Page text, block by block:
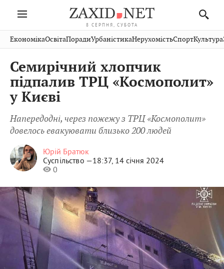
8 СЕРПНЯ, СУБОТА
Івано-
Франківськ
Тернопіль
Волинь
Закарпаття
Рівне
Чернівці
Шептицький
Стрий
Хмельницький
Публікації
Авто СловкоКультура
Кіно Дім Спорт
ФотоОсвітаНерухомість
Домашні
ЕкономікаОсвітаПорадиУрбаністикаНерухомістьСпортКультура
Семирічний хлопчик
підпалив ТРЦ «Космополит»
у Києві
Напередодні, через пожежу з ТРЦ «Космополит»
довелось евакуювати близько 200 людей
Юрій Братюк
Суспільство —18:37, 14 січня 2024
0